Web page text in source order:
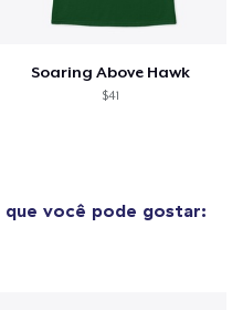
Soaring Above Hawk
$41
que você pode gostar: